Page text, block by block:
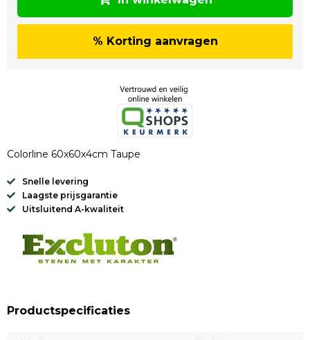
% Korting aanvragen
Colorline 60x60x4cm Taupe
Snelle levering
Laagste prijsgarantie
Uitsluitend A-kwaliteit
Productspecificaties